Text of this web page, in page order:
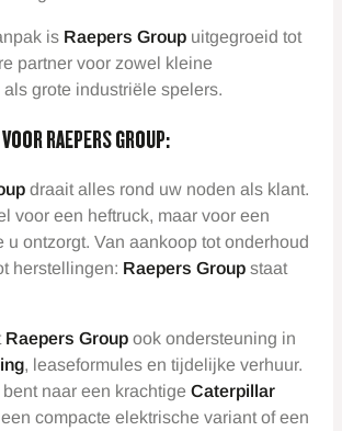
is Raepers Group uitgegroeid tot
partner voor zowel kleine
grote industriële spelers.
RAEPERS GROUP:
draait alles rond uw noden als klant.
voor een heftruck, maar voor een
u ontzorgt. Van aankoop tot onderhoud
herstellingen: Raepers Group staat
Raepers Group ook ondersteuning in
, leaseformules en tijdelijke verhuur.
naar een krachtige Caterpillar
een compacte elektrische variant of een